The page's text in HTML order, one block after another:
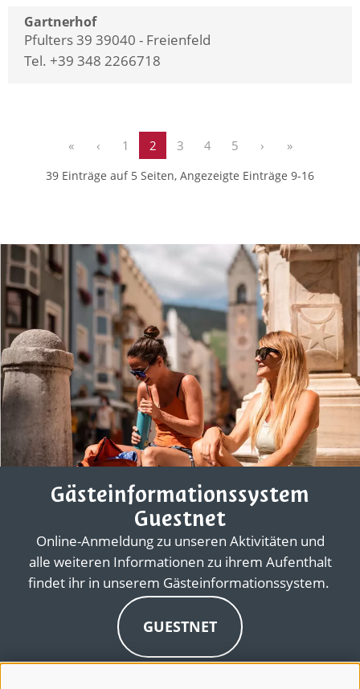
Gartnerhof
Pfulters 39 39040 - Freienfeld
Tel. +39 348 2266718
« ‹ 1 2 3 4 5 › »
39 Einträge auf 5 Seiten, Angezeigte Einträge 9-16
Gästeinformationssystem
Guestnet
Online-Anmeldung zu unseren Aktivitäten und
alle weiteren Informationen zu ihrem Aufenthalt
findet ihr in unserem Gästeinformationssystem.
GUESTNET